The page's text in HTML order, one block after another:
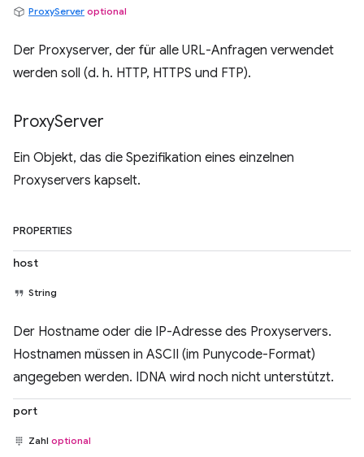
ProxyServer optional
Der Proxyserver, der für alle URL-Anfragen verwendet
werden soll (d. h. HTTP, HTTPS und FTP).
ProxyServer
Ein Objekt, das die Spezifikation eines einzelnen
Proxyservers kapselt.
PROPERTIES
host
String
Der Hostname oder die IP-Adresse des Proxyservers.
Hostnamen müssen in ASCII (im Punycode-Format)
angegeben werden. IDNA wird noch nicht unterstützt.
port
Zahl optional